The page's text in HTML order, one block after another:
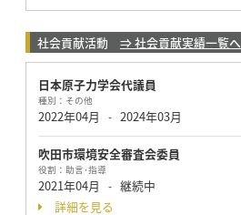
社会貢献活動 ⇒ 社会貢献実績一覧へ
日本原子力学会代議員
種別： その他
2022年04月 - 2024年03月
吹田市環境安全審査会委員
役割： 助言･指導
2021年04月 - 継続中
詳細を見る